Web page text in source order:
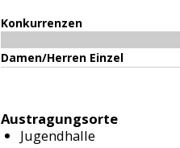
Konkurrenzen
Damen/Herren Einzel
Austragungsorte
Jugendhalle